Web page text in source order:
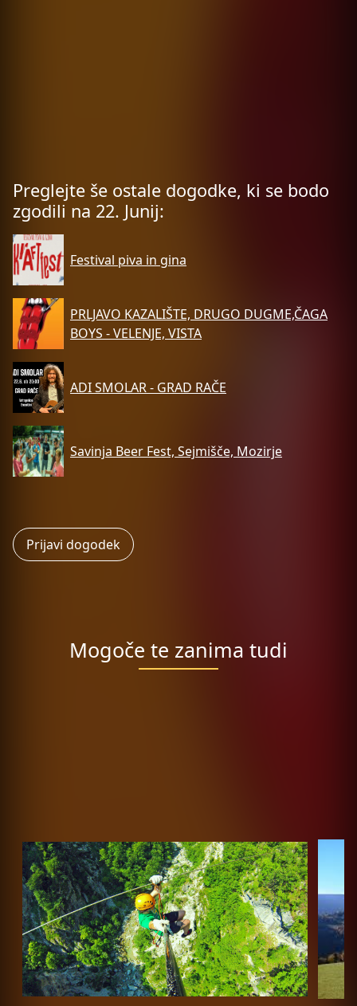
Preglejte še ostale dogodke, ki se bodo
zgodili na 22. Junij:
Festival piva in gina
PRLJAVO KAZALIŠTE, DRUGO DUGME,ČAGA
BOYS - VELENJE, VISTA
ADI SMOLAR - GRAD RAČE
Savinja Beer Fest, Sejmišče, Mozirje
Prijavi dogodek
Mogoče te zanima tudi